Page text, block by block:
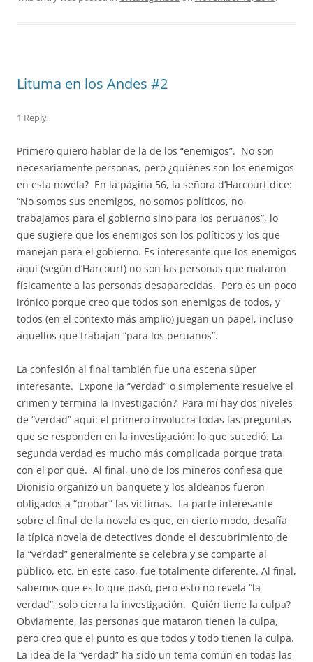
Lituma en los Andes #2
1 Reply
Primero quiero hablar de la de los “enemigos”. No son
necesariamente personas, pero ¿quiénes son los enemigos
en esta novela? En la página 56, la señora d’Harcourt dice:
“No somos sus enemigos, no somos políticos, no
trabajamos para el gobierno sino para los peruanos”, lo
que sugiere que los enemigos son los políticos y los que
manejan para el gobierno. Es interesante que los enemigos
aquí (según d’Harcourt) no son las personas que mataron
físicamente a las personas desaparecidas. Pero es un poco
irónico porque creo que todos son enemigos de todos, y
todos (en el contexto más amplio) juegan un papel, incluso
aquellos que trabajan “para los peruanos”.
La confesión al final también fue una escena súper
interesante. Expone la “verdad” o simplemente resuelve el
crimen y termina la investigación? Para mí hay dos niveles
de “verdad” aquí: el primero involucra todas las preguntas
que se responden en la investigación: lo que sucedió. La
segunda verdad es mucho más complicada porque trata
con el por qué. Al final, uno de los mineros confiesa que
Dionisio organizó un banquete y los aldeanos fueron
obligados a “probar” las víctimas. La parte interesante
sobre el final de la novela es que, en cierto modo, desafía
la típica novela de detectives donde el descubrimiento de
la “verdad” generalmente se celebra y se comparte al
público, etc. En este caso, fue totalmente diferente. Al final,
sabemos que es lo que pasó, pero esto no revela “la
verdad”, solo cierra la investigación. Quién tiene la culpa?
Obviamente, las personas que mataron tienen la culpa,
pero creo que el punto es que todos y todo tienen la culpa.
La idea de la “verdad” ha sido un tema común en todas las